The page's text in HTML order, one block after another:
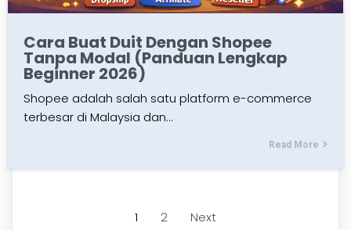
Cara Buat Duit Dengan Shopee
Tanpa Modal (Panduan Lengkap
Beginner 2026)
Shopee adalah salah satu platform e-commerce
terbesar di Malaysia dan…
Read More
1 2 Next